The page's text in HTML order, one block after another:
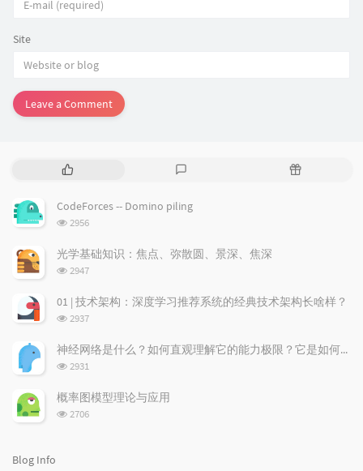
Site
Leave a Comment
P
p
a
r
r
t
c
l
s
e
t
m
n
R
t
l
CodeForces -- Domino piling
浏
次
数:
2956
光学基础知识：焦点、弥散圆、景深、焦深
浏
次
数:
2947
01 | 技术架构：深度学习推荐系统的经典技术架构长啥样？
浏
次
数:
2937
神经网络是什么？如何直观理解它的能力极限？它是如何无限逼近真理？
浏
次
数:
2931
概率图模型理论与应用
浏
2706
Blog Info